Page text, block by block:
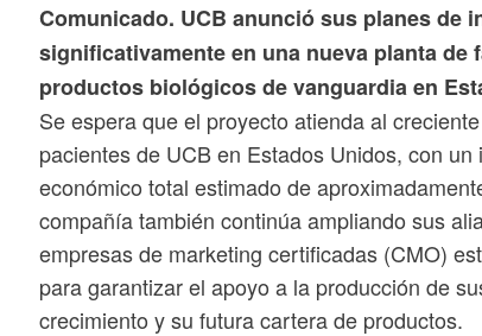
Comunicado. UCB anunció sus planes de
significativamente en una nueva planta de
productos biológicos de vanguardia en
Se espera que el proyecto atienda al
pacientes de UCB en Estados Unidos, con un
económico total estimado de
compañía también continúa ampliando sus
empresas de marketing certificadas (CMO)
para garantizar el apoyo a la producción de
crecimiento y su futura cartera de productos.